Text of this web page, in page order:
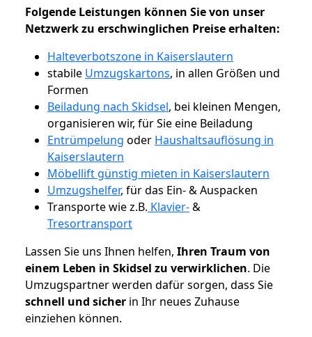
Folgende Leistungen können Sie von unser
Netzwerk zu erschwinglichen Preise erhalten:
Halteverbotszone in Kaiserslautern
stabile Umzugskartons, in allen Größen und
Formen
Beiladung nach Skidsel, bei kleinen Mengen,
organisieren wir, für Sie eine Beiladung
Entrümpelung oder Haushaltsauflösung in
Kaiserslautern
Möbellift günstig mieten in Kaiserslautern
Umzugshelfer, für das Ein- & Auspacken
Transporte wie z.B. Klavier-&
Tresortransport
Lassen Sie uns Ihnen helfen, Ihren Traum von
einem Leben in Skidsel zu verwirklichen. Die
Umzugspartner werden dafür sorgen, dass Sie
schnell und sicher in Ihr neues Zuhause
einziehen können.